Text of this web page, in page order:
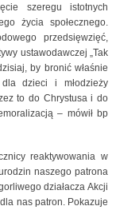
szeregu istotnych
życia społecznego.
przedsięwzięć,
ustawodawczej „Tak
by bronić właśnie
dzieci i młodzieży
to do Chrystusa i do
– mówił bp
reaktywowania w
naszego patrona
działacza Akcji
nas patron. Pokazuje